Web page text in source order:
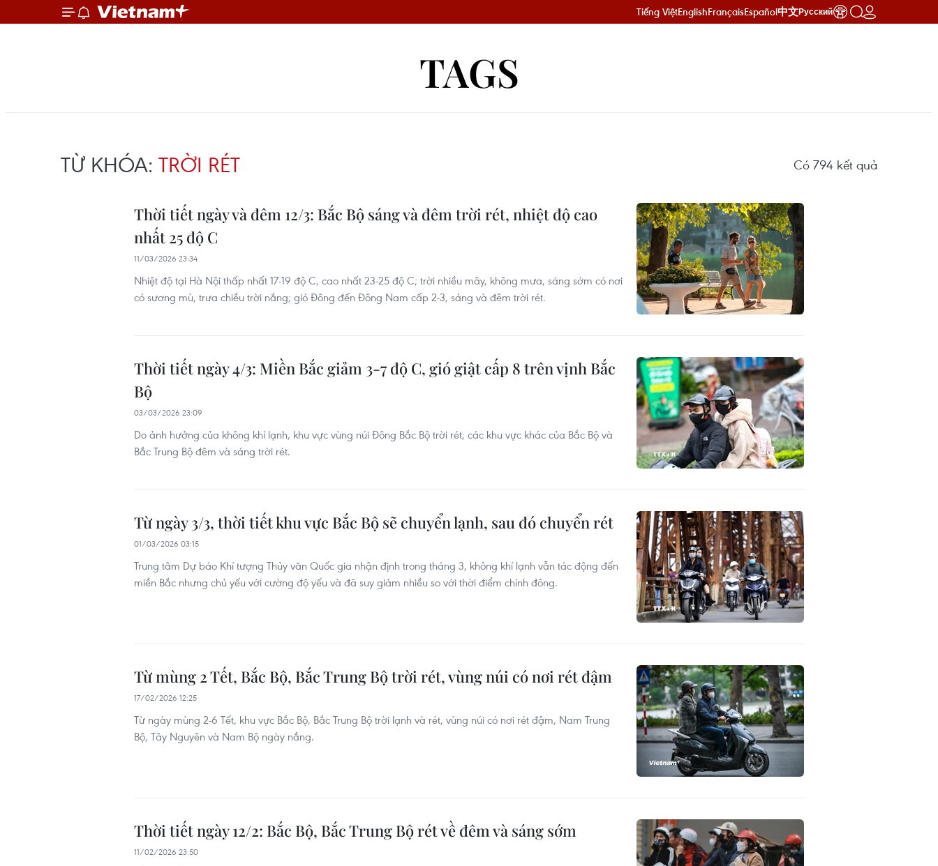
Tiếng ViệtEnglishFrançaisEspañol中文Русский
TAGS
TỪ KHÓA: TRỜI RÉT Có 794 kết quả
Thời tiết ngày và đêm 12/3: Bắc Bộ sáng và đêm trời rét, nhiệt độ cao
nhất 25 độ C
11/03/2026 23:34
Nhiệt độ tại Hà Nội thấp nhất 17-19 độ C, cao nhất 23-25 độ C; trời nhiều mây, không mưa, sáng sớm có nơi
có sương mù, trưa chiều trời nắng; gió Đông đến Đông Nam cấp 2-3, sáng và đêm trời rét.
Thời tiết ngày 4/3: Miền Bắc giảm 3-7 độ C, gió giật cấp 8 trên vịnh Bắc
Bộ
03/03/2026 23:09
Do ảnh hưởng của không khí lạnh, khu vực vùng núi Đông Bắc Bộ trời rét; các khu vực khác của Bắc Bộ và
Bắc Trung Bộ đêm và sáng trời rét.
Từ ngày 3/3, thời tiết khu vực Bắc Bộ sẽ chuyển lạnh, sau đó chuyển rét
01/03/2026 03:15
Trung tâm Dự báo Khí tượng Thủy văn Quốc gia nhận định trong tháng 3, không khí lạnh vẫn tác động đến
miền Bắc nhưng chủ yếu với cường độ yếu và đã suy giảm nhiều so với thời điểm chính đông.
Từ mùng 2 Tết, Bắc Bộ, Bắc Trung Bộ trời rét, vùng núi có nơi rét đậm
17/02/2026 12:25
Từ ngày mùng 2-6 Tết, khu vực Bắc Bộ, Bắc Trung Bộ trời lạnh và rét, vùng núi có nơi rét đậm, Nam Trung
Bộ, Tây Nguyên và Nam Bộ ngày nắng.
Thời tiết ngày 12/2: Bắc Bộ, Bắc Trung Bộ rét về đêm và sáng sớm
11/02/2026 23:50